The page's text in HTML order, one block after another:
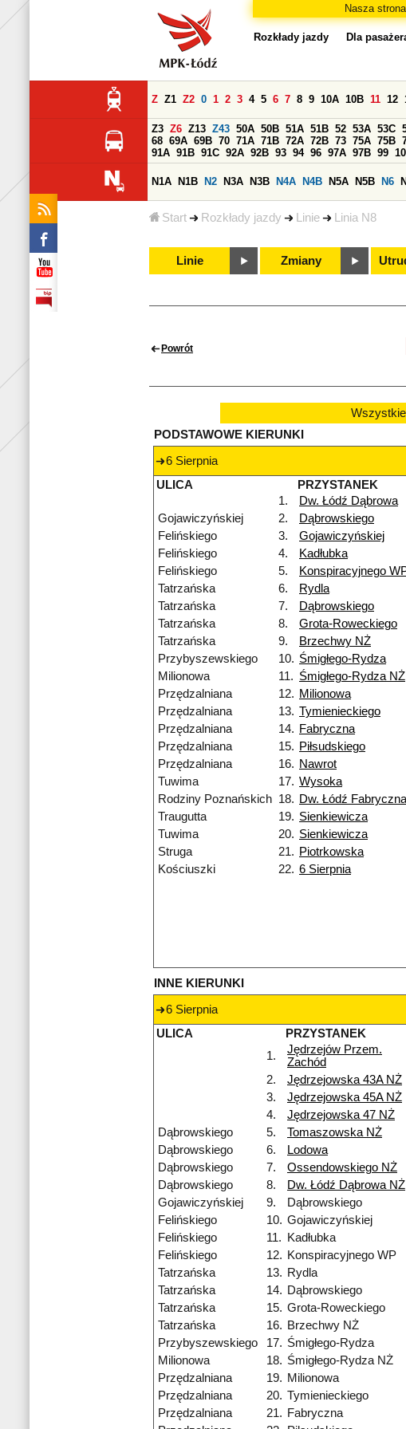
Nasza
Start Rozkłady jazdy Linie Linia N8
Rozkłady jazdy Dla
Z Z1 Z2 0 1 2 3 4 5 6 7 8 9 10A 10B 11 12
Z3 Z6 Z13 Z43 50A 50B 51A 51B 52 53A 53C
68 69A 69B 70 71A 71B 72A 72B 73 75A 75B
91A 91B 91C 92A 92B 93 94 96 97A 97B 99
N1A N1B N2 N3A N3B N4A N4B N5A N5B N6
Linie Zmiany
Powrót
PODSTAWOWE KIERUNKI
6 Sierpnia
ULICA
PRZYSTANEK
1.
Dw. Łódź Dąbrowa
Gojawiczyńskiej
2. Dąbrowskiego
Felińskiego
3. Gojawiczyńskiej
Felińskiego
4. Kadłubka
Felińskiego
5. Konspiracyjnego
Tatrzańska
6. Rydla
Tatrzańska
7. Dąbrowskiego
Tatrzańska
8. Grota-Roweckiego
Tatrzańska
9. Brzechwy NŻ
Przybyszewskiego
10. Śmigłego-Rydza
Milionowa
11. Śmigłego-Rydza NŻ
Przędzalniana
12. Milionowa
Przędzalniana
13. Tymienieckiego
Przędzalniana
14. Fabryczna
Przędzalniana
15. Piłsudskiego
Przędzalniana
16. Nawrot
Tuwima
17. Wysoka
Rodziny Poznańskich 18. Dw. Łódź Fabryczna
Traugutta
19. Sienkiewicza
Tuwima
20. Sienkiewicza
Struga
21. Piotrkowska
Kościuszki
22. 6 Sierpnia
INNE KIERUNKI
6 Sierpnia
ULICA
PRZYSTANEK
1.
Jędrzejów Przem.
Zachód
2. Jędrzejowska 43A NŻ
3.
Jędrzejowska 45A NŻ
4.
Jędrzejowska 47 NŻ
Dąbrowskiego
5. Tomaszowska NŻ
Dąbrowskiego
6. Lodowa
Dąbrowskiego
7. Ossendowskiego NŻ
Dąbrowskiego
8. Dw. Łódź Dąbrowa NŻ
Gojawiczyńskiej
9.
Dąbrowskiego
Felińskiego
10. Gojawiczyńskiej
Felińskiego
11.
Kadłubka
Felińskiego
12. Konspiracyjnego WP
Tatrzańska
13. Rydla
Tatrzańska
14. Dąbrowskiego
Tatrzańska
15. Grota-Roweckiego
Tatrzańska
16. Brzechwy NŻ
Przybyszewskiego
17. Śmigłego-Rydza
Milionowa
18. Śmigłego-Rydza NŻ
Przędzalniana
19. Milionowa
Przędzalniana
20. Tymienieckiego
Przędzalniana
21. Fabryczna